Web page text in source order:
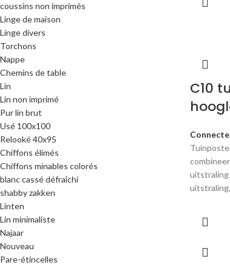
coussins non imprimés
Linge de maison
Linge divers
Torchons
Nappe
Chemins de table
Lin
Lin non imprimé
Pur lin brut
Usé 100x100
Relooké 40x95
Chiffons élimés
Chiffons minables colorés
blanc cassé défraîchi
shabby zakken
Linten
Lin minimaliste
Najaar
Nouveau
Pare-étincelles
C10
uitstraling